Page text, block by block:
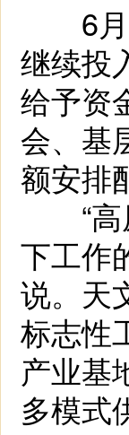
6月3
继续投
给予资
会、基
额安排
“高
下工作
说。天
标志性
产业基
多模式